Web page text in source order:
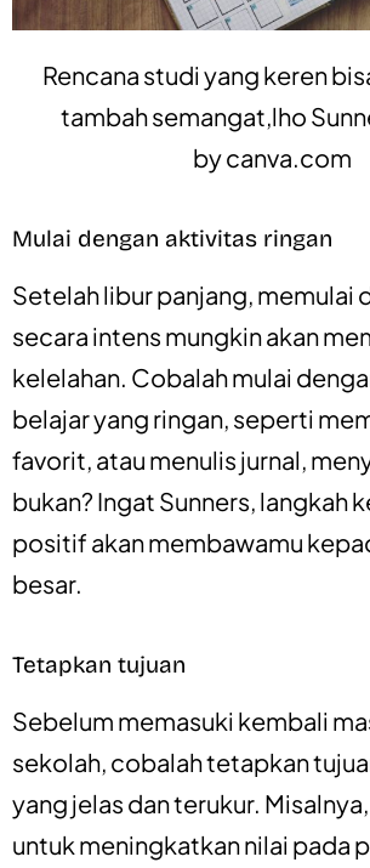
Rencana studi yang keren
tambah semangat,lho
bycanva.com
Mulai dengan aktivitas ringan
Setelah libur panjang, memulai
secara intens mungkin akan
kelelahan. Cobalah mulai
belajar yang ringan, seperti
favorit, atau menulis jurnal,
bukan? Ingat Sunners, langkah
positif akan membawamu
besar.
Tetapkan tujuan
Sebelum memasuki kembali
sekolah, cobalah tetapkan
yang jelas dan terukur.
untuk meningkatkan nilai pada